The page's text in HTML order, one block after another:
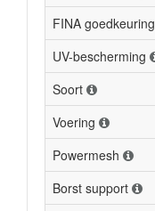
FINA goedkeuring
UV-bescherming
Soort
Voering
Powermesh
Borst support